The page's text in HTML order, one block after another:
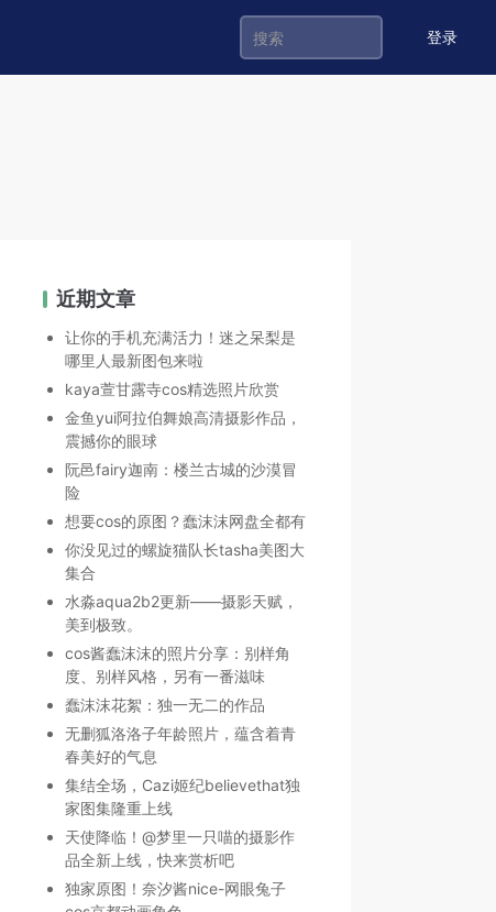
登录
近期文章
让你的手机充满活力！迷之呆梨是
哪里人最新图包来啦
kaya萱甘露寺cos精选照片欣赏
金鱼yui阿拉伯舞娘高清摄影作品，
震撼你的眼球
阮邑fairy迦南：楼兰古城的沙漠冒
险
想要cos的原图？蠢沫沫网盘全都有
你没见过的螺旋猫队长tasha美图大
集合
水淼aqua2b2更新——摄影天赋，
美到极致。
cos酱蠢沫沫的照片分享：别样角
度、别样风格，另有一番滋味
蠢沫沫花絮：独一无二的作品
无删狐洛洛子年龄照片，蕴含着青
春美好的气息
集结全场，Cazi姬纪believethat独
家图集隆重上线
天使降临！@梦里一只喵的摄影作
品全新上线，快来赏析吧
独家原图！奈汐酱nice-网眼兔子